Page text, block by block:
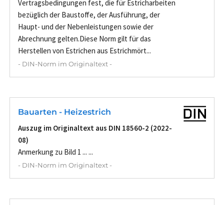
Vertragsbedingungen fest, die für Estricharbeiten
bezüglich der Baustoffe, der Ausführung, der
Haupt- und der Nebenleistungen sowie der
Abrechnung gelten.Diese Norm gilt für das
Herstellen von Estrichen aus Estrichmört...
- DIN-Norm im Originaltext -
Bauarten - Heizestrich
Auszug im Originaltext aus DIN 18560-2 (2022-
08)
Anmerkung zu Bild 1 ... ...
- DIN-Norm im Originaltext -